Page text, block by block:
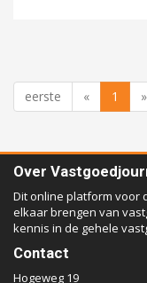
eerste « 1 »
Over
Dit online platform voor
elkaar brengen van
kennis in de gehele
Contact
Hogeweg 19